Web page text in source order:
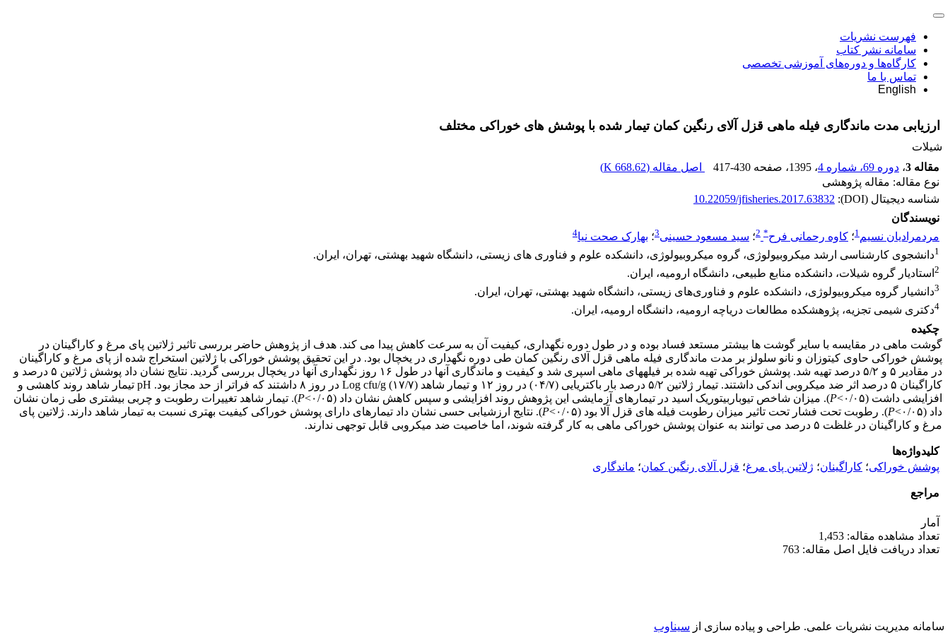
فهرست نشریات
سامانه نشر کتاب
کارگاه‌ها و دوره‌های آموزشی تخصصی
تماس با ما
English
ارزیابی مدت ماندگاری فیله ماهی قزل آلای رنگین کمان تیمار شده با پوشش های خوراکی مختلف
شیلات
مقاله 3
، دوره 69، شماره 4 ، 1395 ، صفحه 417-430 اصل مقاله (668.62 K
)
نوع مقاله: مقاله پژوهشی
شناسه دیجیتال (DOI):
10.22059/jfisheries.2017.63832
نویسندگان
مردمرادیان نسیم 1؛ کاوه رحمانی فرح*
2؛ سید مسعود حسینی3؛ بهارک صحت نیا4
1دانشجوی کارشناسی ارشد میکروبیولوژی، گروه میکروبیولوژی، دانشکده علوم و فناوری های زیستی، دانشگاه شهید بهشتی، تهران، ایران.
2 استادیار گروه شیلات، دانشکده منابع طبیعی، دانشگاه ارومیه، ایران.
3دانشیار گروه میکروبیولوژی، دانشکده علوم و فناوری‌های زیستی، دانشگاه شهید بهشتی، تهران، ایران.
4دکتری شیمی تجزیه، پژوهشکده مطالعات دریاچه ارومیه، دانشگاه ارومیه، ایران.
چکیده
گوشت ماهی در مقایسه با سایر گوشت­ ها بیشتر مستعد فساد بوده و در طول دوره نگهداری، کیفیت آن به سرعت کاهش پیدا می­ کند. هدف از پژوهش حاضر بررسی تاثیر ژلاتین پای مرغ و کاراگینان در
پوشش خوراکی حاوی کیتوزان و نانو سلولز بر مدت ماندگاری فیله ماهی قزل­ آلای رنگین کمان طی دوره نگهداری در یخچال بود. در این تحقیق پوشش خوراکی با ژلاتین استخراج شده از پای مرغ و کاراگینان
در مقادیر ۵ و ۵/۲ درصد تهیه شد. پوشش خوراکی تهیه شده بر فیله­های ماهی اسپری شد و کیفیت و ماندگاری آنها در طول ۱۶ روز نگهداری آنها در یخچال بررسی گردید. نتایج نشان داد پوشش ژلاتین ۵ درصد و
کاراگینان ۵ درصد اثر ضد میکروبی اندکی داشتند. تیمار ژلاتین ۵/۲ درصد بار باکتریایی (۰۴/۷) در روز ۱۲ و تیمار شاهد (۱۷/۷) Log cfu/g در روز ۸ داشتند که فراتر از حد مجاز بود. pH تیمار شاهد روند کاهشی و
افزایشی داشت (۰/۰۵>
P). میزان شاخص تیوباربیتوریک اسید در تیمارهای آزمایشی این پژوهش روند افزایشی و سپس کاهش نشان داد (۰/۰۵> P). تیمار شاهد تغییرات رطوبت و چربی بیشتری طی زمان نشان
داد (۰/۰۵>
P). رطوبت تحت فشار تحت تاثیر میزان رطوبت فیله­ های قزل­ آلا بود (۰/۰۵> P). نتایج ارزشیابی حسی نشان داد تیمارهای دارای پوشش خوراکی کیفیت بهتری نسبت به تیمار شاهد دارند. ژلاتین پای
مرغ و کاراگینان در غلظت ۵ درصد می­ توانند به­ عنوان پوشش خوراکی ماهی به کار گرفته شوند، اما خاصیت ضد میکروبی قابل توجهی ندارند.
کلیدواژه‌ها
پوشش خوراکی؛ کاراگینان؛ ژلاتین پای مرغ؛ قزل آلای رنگین کمان؛ ماندگاری
مراجع
آمار
تعداد مشاهده مقاله: 1,453
تعداد دریافت فایل اصل مقاله: 763
سامانه مدیریت نشریات علمی. طراحی و پیاده سازی از سیناوب